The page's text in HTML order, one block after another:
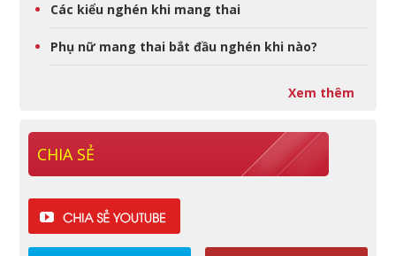
Các kiểu nghén khi mang thai
Phụ nữ mang thai bắt đầu nghén khi nào?
Xem thêm
CHIA SẺ